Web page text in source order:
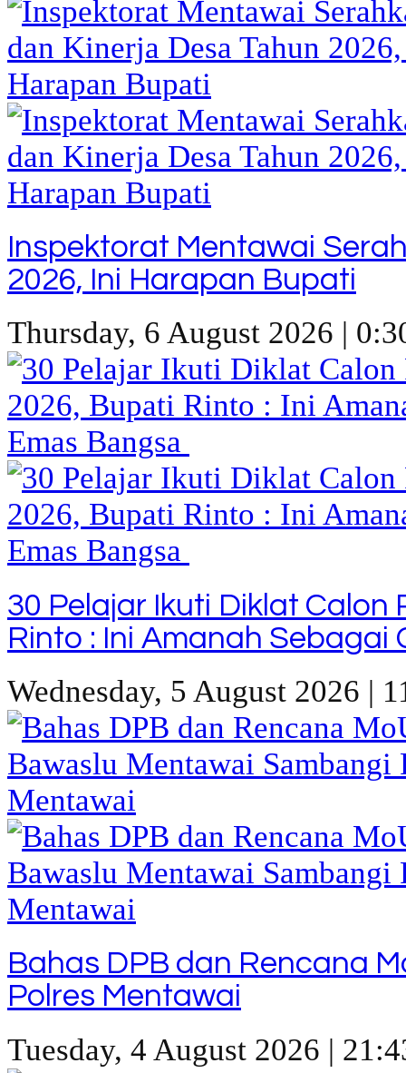
Inspektorat Mentawai
2026, Ini Harapan Bupati
Thursday, 6 August 2026 |
30 Pelajar Ikuti Diklat Calon
Rinto : Ini Amanah
Wednesday, 5 August 2026 |
Bahas DPB dan Rencana
Polres Mentawai
Tuesday, 4 August 2026 |